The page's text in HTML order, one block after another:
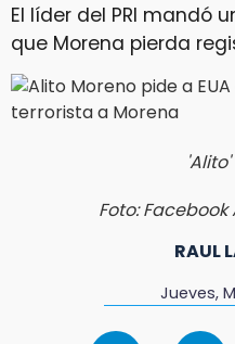
El líder del PRI mandó
que Morena pierda
Foto:
RAUL
Jueves,